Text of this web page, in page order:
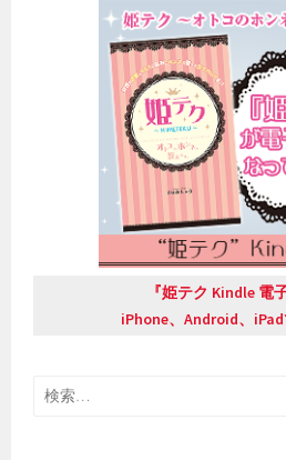
『姫テク Kindle 電
iPhone、Android、
検